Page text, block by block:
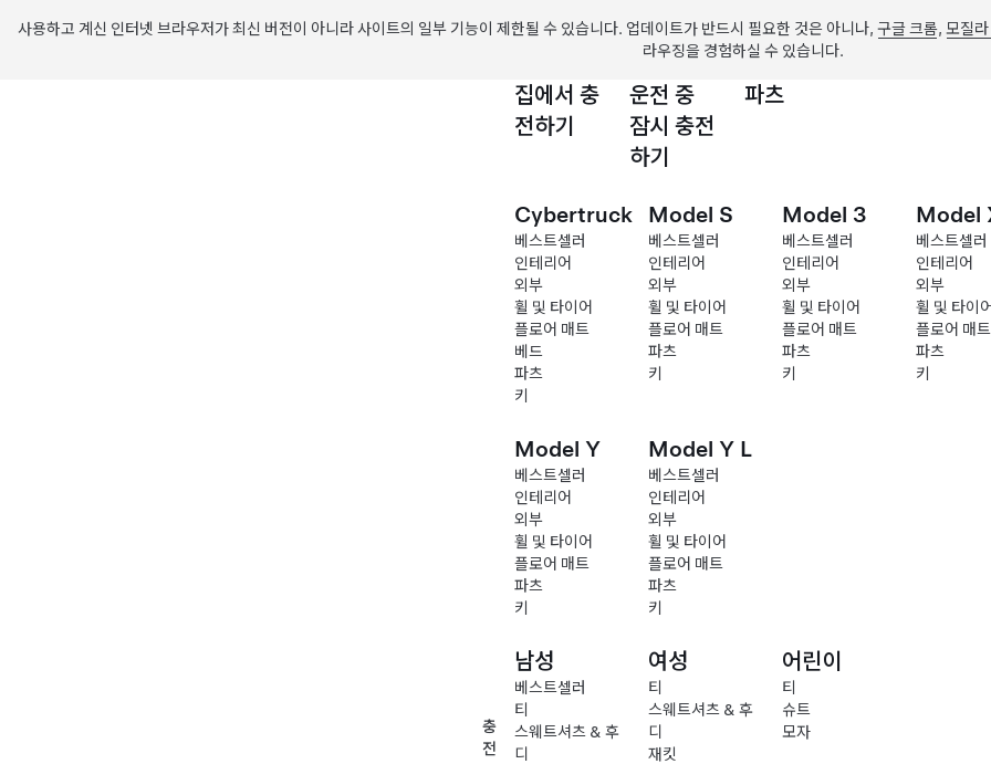
사용하고 계신 인터넷 브라우저가 최신 버전이 아니라 사이트의 일부 기능이 제한될 수 있습니다. 업데이트가 반드시 필요한 것은 아니나, 구글 크롬, 모질
라우징을 경험하실 수 있습니다.
충
전
집에서 충
전하기
운전 중
잠시 충전
하기
파츠
Cybertruck
베스트셀러
인테리어
외부
휠 및 타이어
플로어 매트
베드
파츠
키
Model S
베스트셀러
인테리어
외부
휠 및 타이어
플로어 매트
파츠
키
Model 3
베스트셀러
인테리어
외부
휠 및 타이어
플로어 매트
파츠
키
Model
베스트셀러
인테리어
외부
휠 및 타이
플로어 매트
파츠
키
Model Y
베스트셀러
인테리어
외부
휠 및 타이어
플로어 매트
파츠
키
Model Y L
베스트셀러
인테리어
외부
휠 및 타이어
플로어 매트
파츠
키
남성
베스트셀러
티
스웨트셔츠 & 후
디
여성
티
스웨트셔츠 & 후
디
재킷
어린이
티
슈트
모자